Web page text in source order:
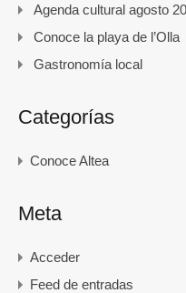
Agenda cultural agosto
Conoce la playa de l’Olla
Gastronomía local
Categorías
Conoce Altea
Meta
Acceder
Feed de entradas